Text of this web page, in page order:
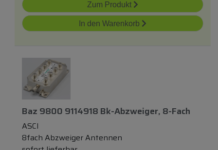
Zum Produkt
In den Warenkorb
Baz 9800 9114918 Bk-Abzweiger, 8-Fach
ASCI
8fach Abzweiger Antennen